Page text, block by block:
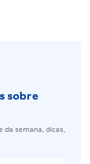
sobre
da semana, dicas,